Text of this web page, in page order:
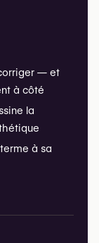
— et
à côté
la
à sa